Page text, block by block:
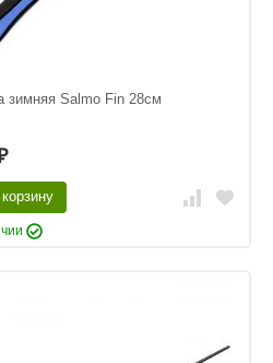
зимняя Salmo Fin 28см